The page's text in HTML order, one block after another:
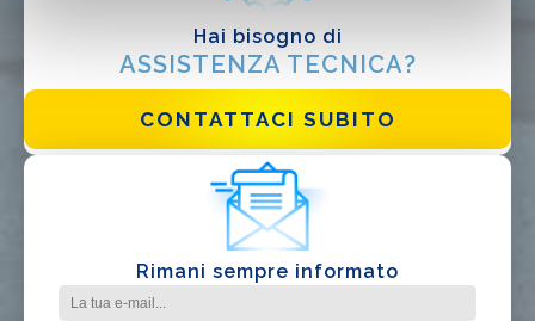
Hai bisogno di
ASSISTENZA TECNICA?
CONTATTACI SUBITO
Rimani sempre informato
DI COSA DI OCCUPI?*
Progettista
EPC
Distributore